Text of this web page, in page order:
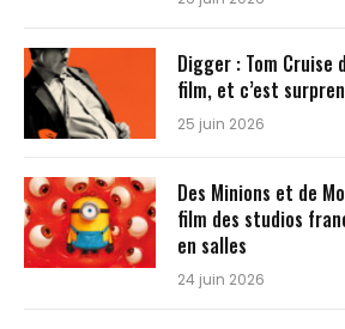
Digger : Tom Cruise
film, et c’est
25 juin 2026
Des Minions et de
film des studios
en salles
24 juin 2026